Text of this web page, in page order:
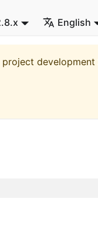
English
development